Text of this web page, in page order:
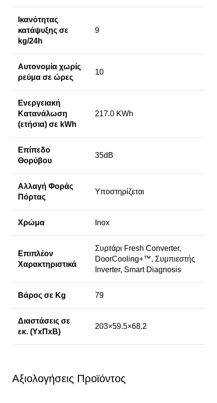
Ικανότητας
κατάψυξης σε
kg/24h
9
Αυτονομία χωρίς
ρεύμα σε ώρες
10
Ενεργειακή
Κατανάλωση
(ετήσια) σε kWh
217.0 KWh
Επίπεδο
Θορύβου
35dB
Αλλαγή Φοράς
Πόρτας
Υποστηρίζεται
Χρώμα Inox
Επιπλέον
Χαρακτηριστικά
Συρτάρι Fresh Converter,
DoorCooling+™, Συμπιεστής
Inverter, Smart Diagnosis
Βάρος σε Kg 79
Διαστάσεις σε
εκ. (ΥxΠxΒ)
203×59.5×68.2
Αξιολογήσεις Προϊόντος